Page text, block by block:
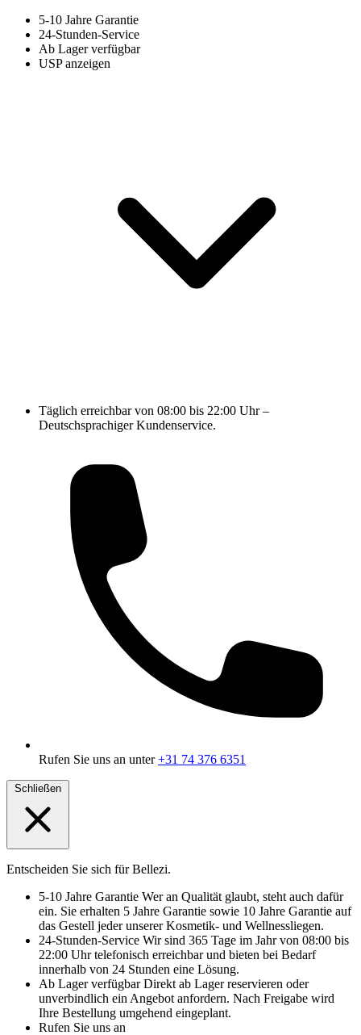
5-10 Jahre Garantie
24-Stunden-Service
Ab Lager verfügbar
USP anzeigen
Täglich erreichbar von 08:00 bis 22:00 Uhr –
Deutschsprachiger Kundenservice.
Rufen Sie uns an unter +31 74 376 6351
Schließen
Entscheiden Sie sich für Bellezi.
5-10 Jahre Garantie Wer an Qualität glaubt, steht auch dafür
ein. Sie erhalten 5 Jahre Garantie sowie 10 Jahre Garantie auf
das Gestell jeder unserer Kosmetik- und Wellnessliegen.
24-Stunden-Service Wir sind 365 Tage im Jahr von 08:00 bis
22:00 Uhr telefonisch erreichbar und bieten bei Bedarf
innerhalb von 24 Stunden eine Lösung.
Ab Lager verfügbarDirekt ab Lager reservieren oder
unverbindlich ein Angebot anfordern. Nach Freigabe wird
Ihre Bestellung umgehend eingeplant.
Rufen Sie uns an